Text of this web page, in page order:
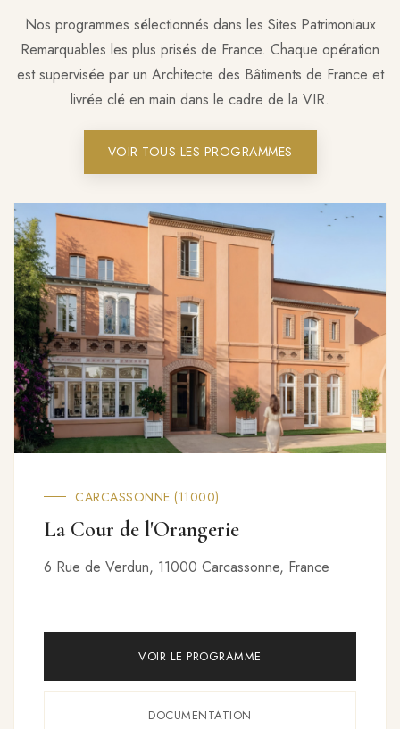
Nos programmes sélectionnés dans les Sites Patrimoniaux
Remarquables les plus prisés de France. Chaque opération
est supervisée par un Architecte des Bâtiments de France et
livrée clé en main dans le cadre de la VIR.
VOIR TOUS LES PROGRAMMES
CARCASSONNE (11000)
La Cour de l'Orangerie
6 Rue de Verdun, 11000 Carcassonne, France
VOIR LE PROGRAMME
DOCUMENTATION